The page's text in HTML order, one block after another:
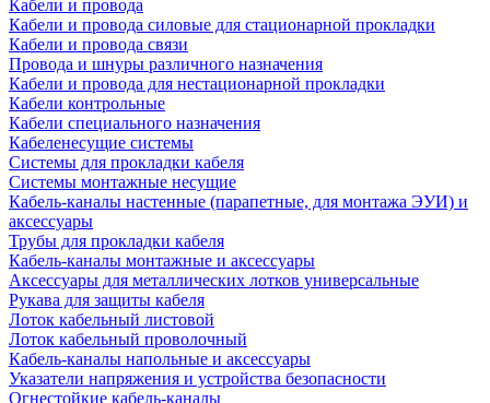
Кабели и провода
Кабели и провода силовые для стационарной прокладки
Кабели и провода связи
Провода и шнуры различного назначения
Кабели и провода для нестационарной прокладки
Кабели контрольные
Кабели специального назначения
Кабеленесущие системы
Системы для прокладки кабеля
Системы монтажные несущие
Кабель-каналы настенные (парапетные, для монтажа ЭУИ) и
аксессуары
Трубы для прокладки кабеля
Кабель-каналы монтажные и аксессуары
Аксессуары для металлических лотков универсальные
Рукава для защиты кабеля
Лоток кабельный листовой
Лоток кабельный проволочный
Кабель-каналы напольные и аксессуары
Указатели напряжения и устройства безопасности
Огнестойкие кабель-каналы